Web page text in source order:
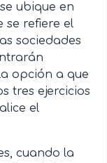
ubique en
se refiere el
sociedades
opción a que
tres ejercicios
el
cuando la